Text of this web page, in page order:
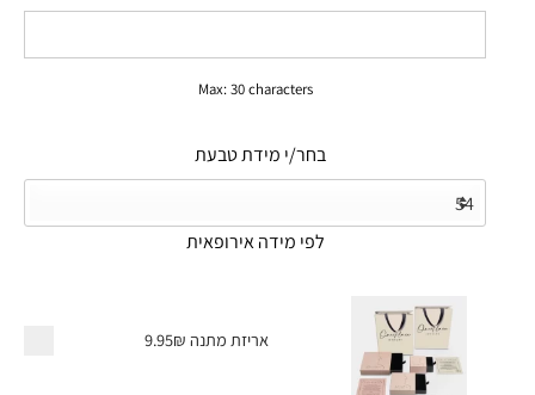
Max: 30 characters
בחר/י מידת טבעת
לפי מידה אירופאית
אריזת מתנה 9.95₪